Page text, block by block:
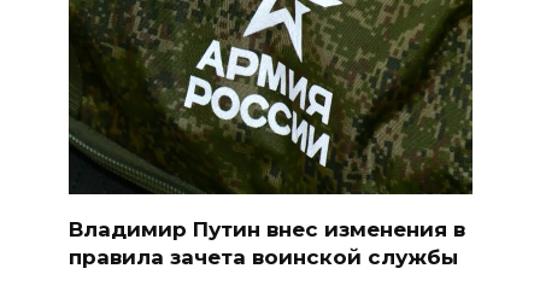
Владимир Путин внес изменения в
правила зачета воинской службы